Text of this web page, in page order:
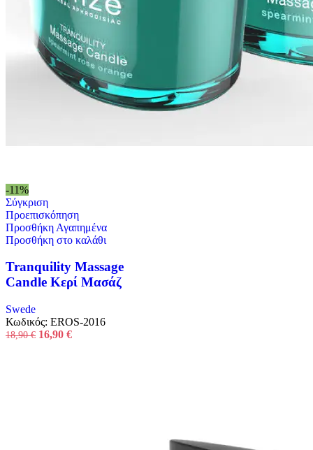
-11%
Σύγκριση
Προεπισκόπηση
Προσθήκη Αγαπημένα
Προσθήκη στο καλάθι
Tranquility Massage
Candle Κερί Μασάζ
Swede
Κωδικός: EROS-2016
18,90€ Original
16,90 €Η